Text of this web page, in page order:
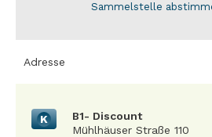
Sammelstelle
Adresse
K
B1- Discount
Mühlhäuser Straße 110